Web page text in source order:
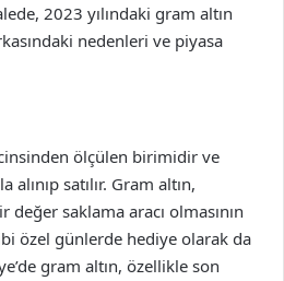
2023 yılındaki gram altın
nedenleri ve piyasa
ölçülen birimidir ve
alınıp satılır. Gram altın,
değer saklama aracı olmasının
özel günlerde hediye olarak da
gram altın, özellikle son